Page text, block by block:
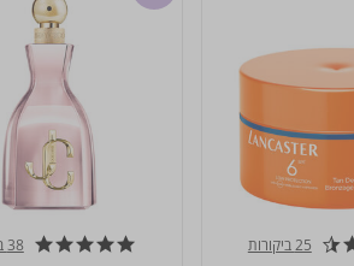
25 ביקורות 5.0 star rating 38 ביקורות